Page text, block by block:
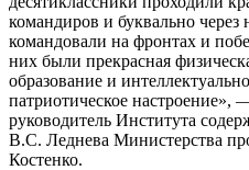
командиров и буквально через
командовали на фронтах и
них были прекрасная
образование и
патриотическое настроение»,
руководитель Института
В.С. Леднева Министерства
Костенко.